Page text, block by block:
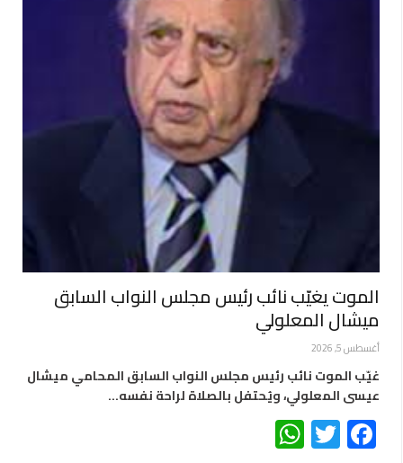
الموت يغيّب نائب رئيس مجلس النواب السابق
ميشال المعلولي
أغسطس 5, 2026
غيّب الموت نائب رئيس مجلس النواب السابق المحامي ميشال
عيسى المعلولي، ويُحتفل بالصلاة لراحة نفسه…
Facebook
Twitter